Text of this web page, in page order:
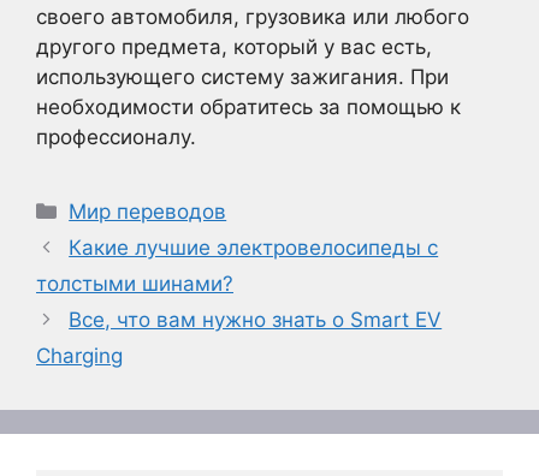
своего автомобиля, грузовика или любого
другого предмета, который у вас есть,
использующего систему зажигания. При
необходимости обратитесь за помощью к
профессионалу.
Рубрики
Мир переводов
Какие лучшие электровелосипеды с
толстыми шинами?
Все, что вам нужно знать о Smart EV
Charging